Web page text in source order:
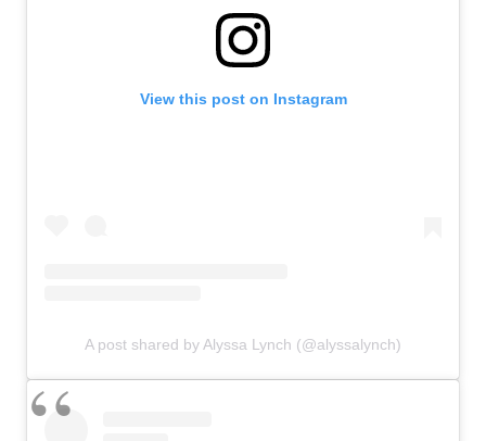
View this post on Instagram
A post shared by Alyssa Lynch (@alyssalynch)